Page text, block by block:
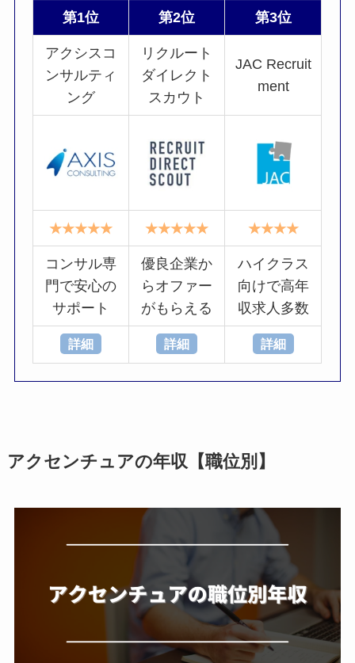
第1位 第2位 第3位
アクシスコ
ンサルティ
ング
リクルート
ダイレクト
スカウト
JAC Recruit
ment
★★★★★ ★★★★★ ★★★★
コンサル専
門で安心の
サポート
優良企業か
らオファー
がもらえる
ハイクラス
向けで高年
収求人多数
詳細 詳細 詳細
アクセンチュアの年収【職位別】